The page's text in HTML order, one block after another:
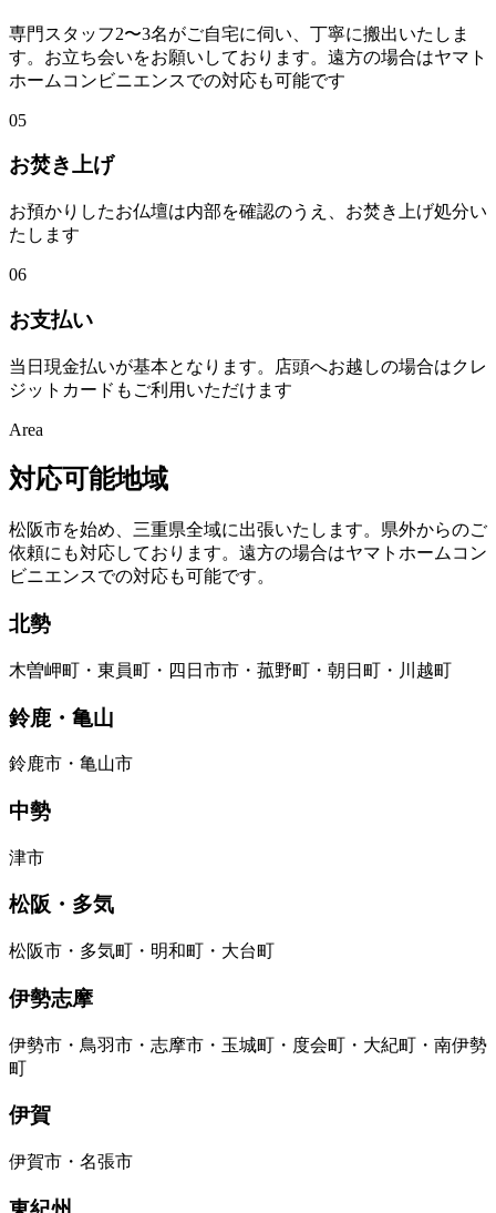
専門スタッフ2〜3名がご自宅に伺い、丁寧に搬出いたしま
す。お立ち会いをお願いしております。遠方の場合はヤマト
ホームコンビニエンスでの対応も可能です
05
お焚き上げ
お預かりしたお仏壇は内部を確認のうえ、お焚き上げ処分い
たします
06
お支払い
当日現金払いが基本となります。店頭へお越しの場合はクレ
ジットカードもご利用いただけます
Area
対応可能地域
松阪市を始め、三重県全域に出張いたします。県外からのご
依頼にも対応しております。遠方の場合はヤマトホームコン
ビニエンスでの対応も可能です。
北勢
木曽岬町・東員町・四日市市・菰野町・朝日町・川越町
鈴鹿・亀山
鈴鹿市・亀山市
中勢
津市
松阪・多気
松阪市・多気町・明和町・大台町
伊勢志摩
伊勢市・鳥羽市・志摩市・玉城町・度会町・大紀町・南伊勢
町
伊賀
伊賀市・名張市